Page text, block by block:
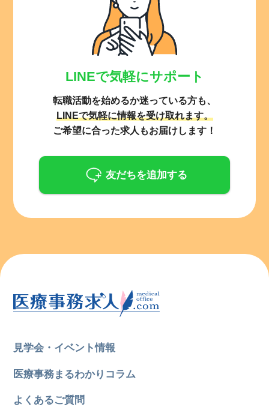
LINEで気軽にサポート
転職活動を始めるか迷っている方も、
LINEで気軽に情報を受け取れます。
ご希望に合った求人もお届けします！
友だちを追加する
見学会・イベント情報
医療事務まるわかりコラム
よくあるご質問